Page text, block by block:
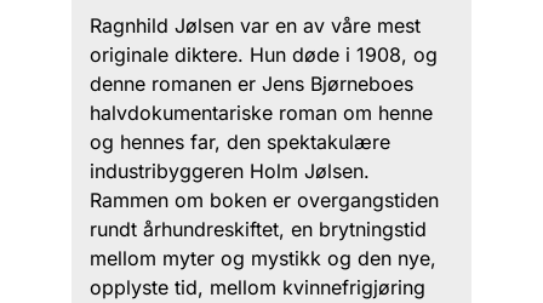
Ragnhild Jølsen var en av våre mest
originale diktere. Hun døde i 1908, og
denne romanen er Jens Bjørneboes
halvdokumentariske roman om henne
og hennes far, den spektakulære
industribyggeren Holm Jølsen.
Rammen om boken er overgangstiden
rundt århundreskiftet, en brytningstid
mellom myter og mystikk og den nye,
opplyste tid, mellom kvinnefrigjøring